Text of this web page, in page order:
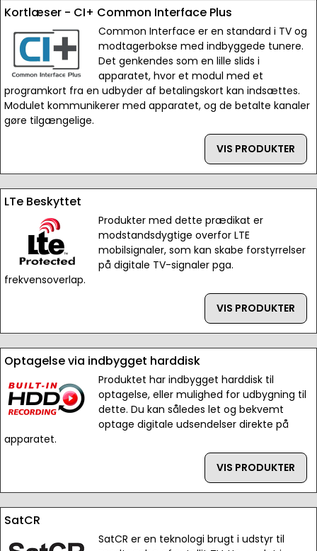
Kortlæser - CI+ Common Interface Plus
Common Interface er en standard i TV og
modtagerbokse med indbyggede tunere.
Det genkendes som en lille slids i
apparatet, hvor et modul med et
programkort fra en udbyder af betalingskort kan indsættes.
Modulet kommunikerer med apparatet, og de betalte kanaler
gøre tilgængelige.
VIS PRODUKTER
LTe Beskyttet
Produkter med dette prædikat er
modstandsdygtige overfor LTE
mobilsignaler, som kan skabe forstyrrelser
på digitale TV-signaler pga.
frekvensoverlap.
VIS PRODUKTER
Optagelse via indbygget harddisk
Produktet har indbygget harddisk til
optagelse, eller mulighed for udbygning til
dette. Du kan således let og bekvemt
optage digitale udsendelser direkte på
apparatet.
VIS PRODUKTER
SatCR
SatCR er en teknologi brugt i udstyr til